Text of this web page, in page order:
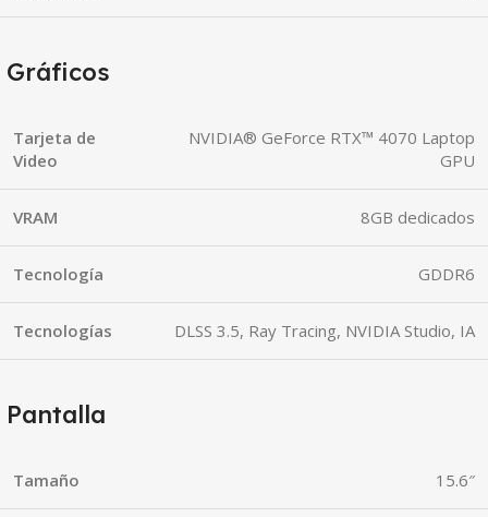
Gráficos
Tarjeta de
Video
NVIDIA® GeForce RTX™ 4070 Laptop
GPU
VRAM 8GB dedicados
Tecnología GDDR6
Tecnologías DLSS 3.5, Ray Tracing, NVIDIA Studio, IA
Pantalla
Tamaño 15.6″